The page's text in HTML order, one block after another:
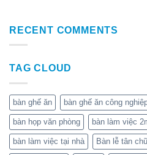
RECENT COMMENTS
TAG CLOUD
bàn ghế ăn bàn ghế ăn công
bàn họp văn phòng bàn làm việc
bàn làm việc tại nhà Bàn lễ tân